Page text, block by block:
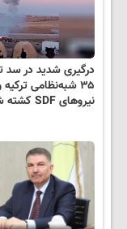
درگیری شدید در سد
نیروهای SDF کشته شدند